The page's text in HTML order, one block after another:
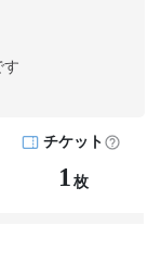
す
チケット
1 枚